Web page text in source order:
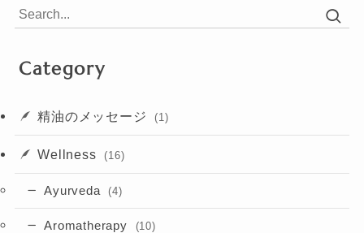
Category
精油のメッセージ (1)
Wellness (16)
Ayurveda (4)
Aromatherapy (10)